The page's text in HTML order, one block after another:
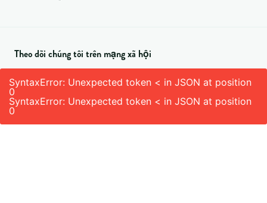
Theo dõi chúng tôi trên mạng xã hội
SyntaxError: Unexpected token < in JSON at position
0
SyntaxError: Unexpected token < in JSON at position
0